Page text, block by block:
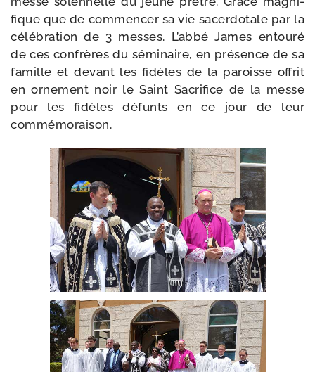
fique que de com­men­cer sa vie sacer­do­tale par la
célé­bra­tion de 3 messes. L’abbé James entou­ré
de ces confrères du sémi­naire, en pré­sence de sa
famille et devant les fidèles de la paroisse offrit
en orne­ment noir le Saint Sacrifice de la messe
pour les fidèles défunts en ce jour de leur
commémoraison.